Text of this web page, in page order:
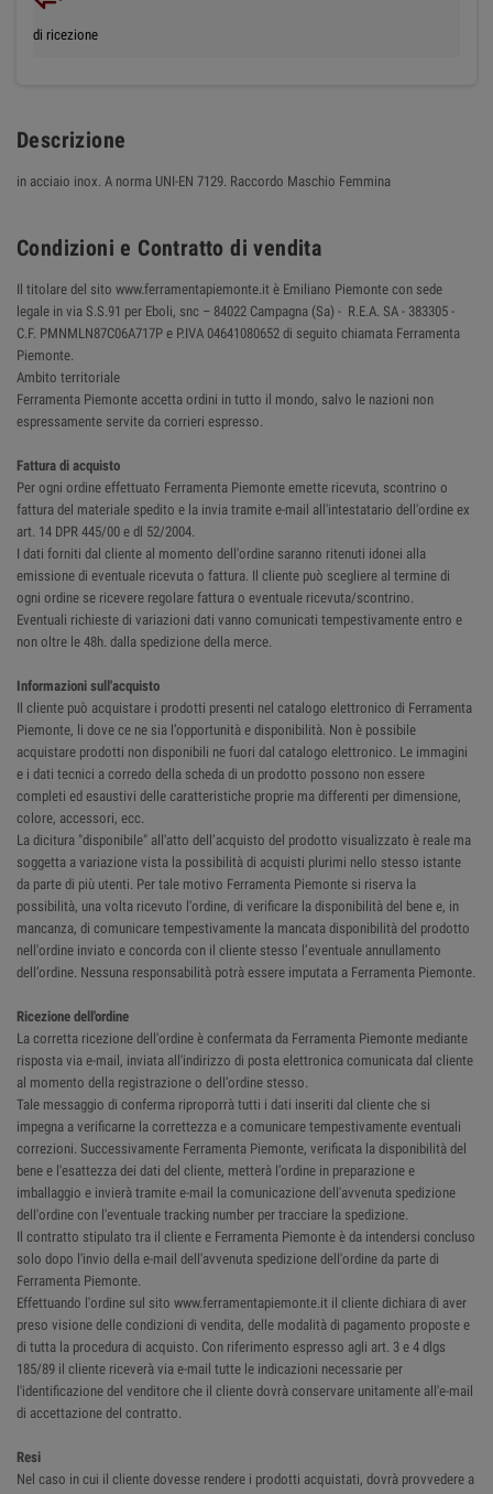
di ricezione
Descrizione
in acciaio inox. A norma UNI-EN 7129. Raccordo Maschio Femmina
Condizioni e Contratto di vendita
Il titolare del sito www.ferramentapiemonte.it è Emiliano Piemonte con sede
legale in via S.S.91 per Eboli, snc – 84022 Campagna (Sa) - R.E.A. SA - 383305 -
C.F. PMNMLN87C06A717P e P.IVA 04641080652 di seguito chiamata Ferramenta
Piemonte.
Ambito territoriale
Ferramenta Piemonte accetta ordini in tutto il mondo, salvo le nazioni non
espressamente servite da corrieri espresso.
Fattura di acquisto
Per ogni ordine effettuato Ferramenta Piemonte emette ricevuta, scontrino o
fattura del materiale spedito e la invia tramite e-mail all'intestatario dell'ordine ex
art. 14 DPR 445/00 e dl 52/2004.
I dati forniti dal cliente al momento dell'ordine saranno ritenuti idonei alla
emissione di eventuale ricevuta o fattura. Il cliente può scegliere al termine di
ogni ordine se ricevere regolare fattura o eventuale ricevuta/scontrino.
Eventuali richieste di variazioni dati vanno comunicati tempestivamente entro e
non oltre le 48h. dalla spedizione della merce.
Informazioni sull'acquisto
Il cliente può acquistare i prodotti presenti nel catalogo elettronico di Ferramenta
Piemonte, li dove ce ne sia l’opportunità e disponibilità. Non è possibile
acquistare prodotti non disponibili ne fuori dal catalogo elettronico. Le immagini
e i dati tecnici a corredo della scheda di un prodotto possono non essere
completi ed esaustivi delle caratteristiche proprie ma differenti per dimensione,
colore, accessori, ecc.
La dicitura "disponibile" all'atto dell’acquisto del prodotto visualizzato è reale ma
soggetta a variazione vista la possibilità di acquisti plurimi nello stesso istante
da parte di più utenti. Per tale motivo Ferramenta Piemonte si riserva la
possibilità, una volta ricevuto l'ordine, di verificare la disponibilità del bene e, in
mancanza, di comunicare tempestivamente la mancata disponibilità del prodotto
nell'ordine inviato e concorda con il cliente stesso l’eventuale annullamento
dell’ordine. Nessuna responsabilità potrà essere imputata a Ferramenta Piemonte.
Ricezione dell'ordine
La corretta ricezione dell'ordine è confermata da Ferramenta Piemonte mediante
risposta via e-mail, inviata all'indirizzo di posta elettronica comunicata dal cliente
al momento della registrazione o dell’ordine stesso.
Tale messaggio di conferma riproporrà tutti i dati inseriti dal cliente che si
impegna a verificarne la correttezza e a comunicare tempestivamente eventuali
correzioni. Successivamente Ferramenta Piemonte, verificata la disponibilità del
bene e l'esattezza dei dati del cliente, metterà l’ordine in preparazione e
imballaggio e invierà tramite e-mail la comunicazione dell'avvenuta spedizione
dell'ordine con l'eventuale tracking number per tracciare la spedizione.
Il contratto stipulato tra il cliente e Ferramenta Piemonte è da intendersi concluso
solo dopo l'invio della e-mail dell'avvenuta spedizione dell'ordine da parte di
Ferramenta Piemonte.
Effettuando l'ordine sul sito www.ferramentapiemonte.it il cliente dichiara di aver
preso visione delle condizioni di vendita, delle modalità di pagamento proposte e
di tutta la procedura di acquisto. Con riferimento espresso agli art. 3 e 4 dlgs
185/89 il cliente riceverà via e-mail tutte le indicazioni necessarie per
l'identificazione del venditore che il cliente dovrà conservare unitamente all'e-mail
di accettazione del contratto.
Resi
Nel caso in cui il cliente dovesse rendere i prodotti acquistati, dovrà provvedere a